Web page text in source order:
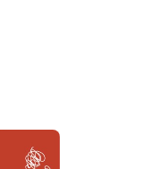
性・防汚性